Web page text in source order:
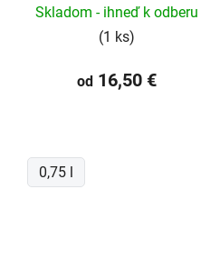
0,75 l
Skladom - ihneď k odberu
(1 ks)
od16,50 €
0,75 l